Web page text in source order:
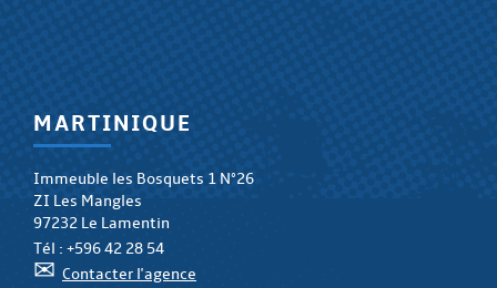
MARTINIQUE
Immeuble les Bosquets 1 N°26
ZI Les Mangles
97232 Le Lamentin
Tél : +596 42 28 54
✉ Contacter l'agence